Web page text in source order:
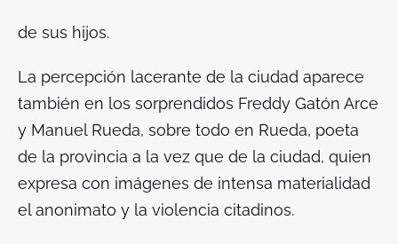
de sus hijos.
La percepción lacerante de la ciudad aparece
también en los sorprendidos Freddy Gatón Arce
y Manuel Rueda, sobre todo en Rueda, poeta
de la provincia a la vez que de la ciudad, quien
expresa con imágenes de intensa materialidad
el anonimato y la violencia citadinos.